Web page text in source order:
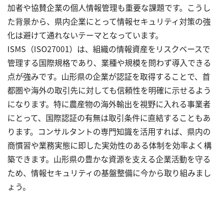
加者や協賛企業の個人情報管理も重要な課題です。こうし
た背景から、県内企業にとって情報セキュリティ対策の強
化は避けて通れないテーマとなっています。
ISMS（ISO27001）は、組織の情報資産をリスクベースで
管理する国際規格であり、業種や規模を問わず導入できる
点が強みです。山形県の企業が認証を取得することで、首
都圏や海外の取引先に対しても信頼性を明確に示せるよう
になります。特に農産物の海外輸出を視野に入れる事業者
にとって、国際認証の有無は取引条件に直結することもあ
ります。コンサルタントの専門知識を活用すれば、県内の
商慣習や業務実態に即した実効性のある体制を効率よく構
築できます。山形県の豊かな資源を支える企業活動を守る
ため、情報セキュリティの基盤整備に今から取り組みまし
ょう。